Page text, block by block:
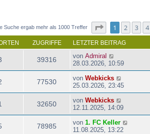
Suche ergab mehr als 1000 Treffer Seite von20
1 2 3 4
ZUGRIFFE LETZTER BEITRAG
39316 von Admiral
28.03.2026, 10:59
77530 von Webkicks
25.03.2026, 23:45
32650 von Webkicks
12.11.2025, 14:09
78985 von 1. FC Keller
11.08.2025, 13:22